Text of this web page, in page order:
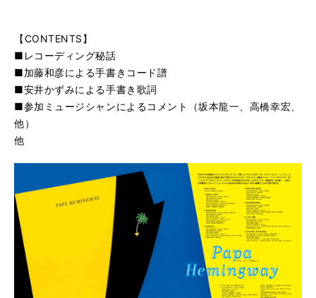
【CONTENTS】
■レコーディング秘話
■加藤和彦による手書きコード譜
■安井かずみによる手書き歌詞
■参加ミュージシャンによるコメント（坂本龍一、高橋幸宏、
他）
他